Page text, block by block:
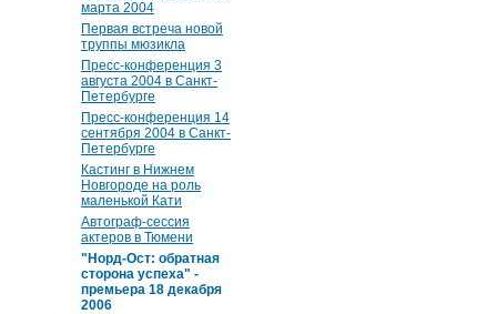
марта 2004
Первая встреча новой
труппы мюзикла
Пресс-конференция 3
августа 2004 в Санкт-
Петербурге
Пресс-конференция 14
сентября 2004 в Санкт-
Петербурге
Кастинг в Нижнем
Новгороде на роль
маленькой Кати
Автограф-сессия
актеров в Тюмени
"Норд-Ост: обратная
сторона успеха" -
премьера 18 декабря
2006